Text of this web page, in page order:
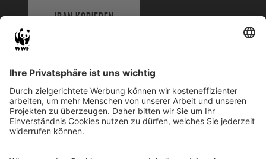
IBAN KOPIEREN
WWF Deutschland
Reinhardtstr. 18
10117 Berlin